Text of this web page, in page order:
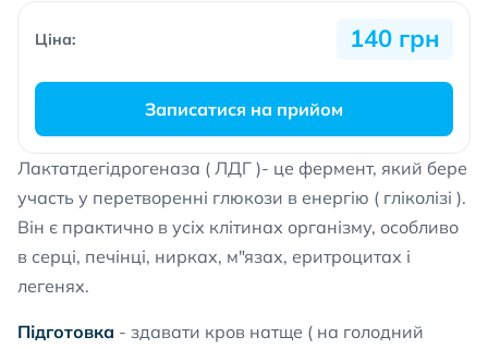
Лактатдегідрогеназа ( ЛДГ )- це фермент, який бере
участь у перетворенні глюкози в енергію ( гліколізі ).
Він є практично в усіх клітинах організму, особливо
в серці, печінці, нирках, м"язах, еритроцитах і
легенях.
Підготовка - здавати кров натще ( на голодний
Ціна: 140 грн
Записатися на прийом